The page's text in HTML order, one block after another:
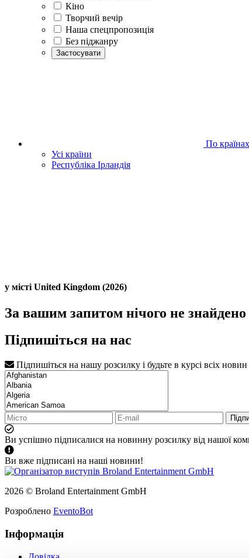
Кіно
Творчий вечір
Наша спецпропозиція
Без піджанру
Застосувати
По країнах
Усі країни
Республіка Ірландія
у місті United Kingdom (2026)
За вашим запитом нічого не знайдено
Підпишіться на нас
Підпишіться на нашу розсилку і будьте в курсі всіх
Ви успішно підписалися на новинну розсилку від нашої
Ви вже підписані на наші новини!
2026 © Broland Entertainment GmbH
Розроблено EventoBot
Інформація